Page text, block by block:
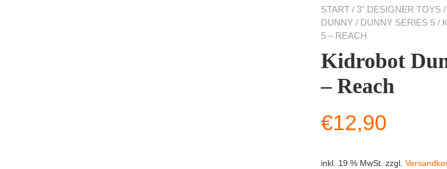
START / 3" DESIGNER TOYS /
DUNNY / DUNNY SERIES 5 /
5 – REACH
Kidrobot
– Reach
€12,90
inkl. 19 % MwSt. zzgl.